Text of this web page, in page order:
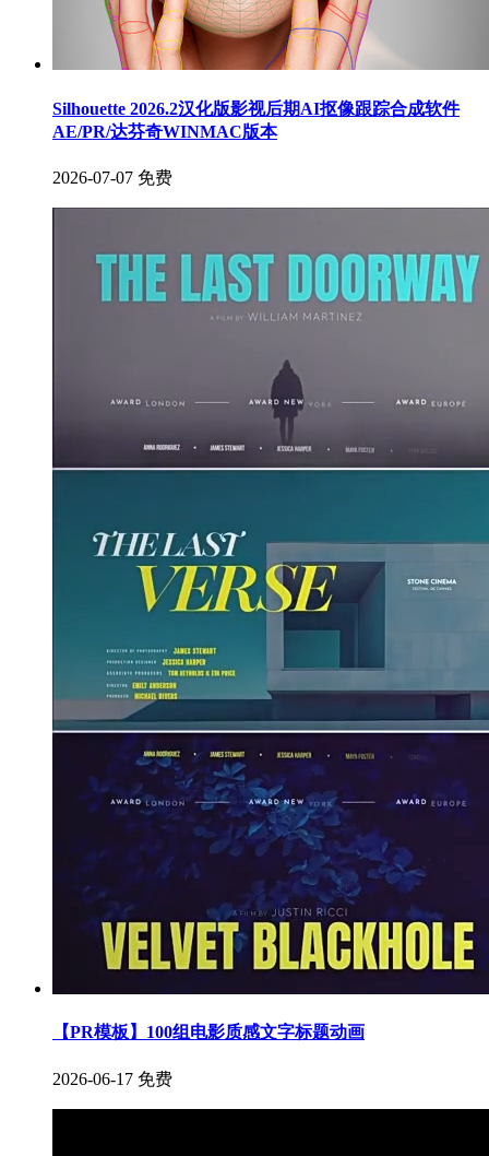
Silhouette 2026.2汉化版影视后期AI抠像跟踪合成软件
AE/PR/达芬奇WINMAC版本
2026-07-07 免费
【PR模板】100组电影质感文字标题动画
2026-06-17 免费